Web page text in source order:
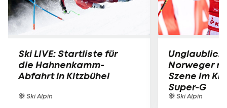
Ski LIVE: Startliste für
die Hahnenkamm-
Abfahrt in Kitzbühel
Ski Alpin
Norweger
Szene im
Super-G
Ski Alpin